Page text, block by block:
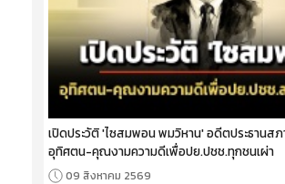
เปิดประวัติ 'ไซสมพอน พมวิหาน' อดีตประธานส
อุทิศตน-คุณงามความดีเพื่อปย.ปชช.ทุกชนเผ่า
09 สิงหาคม 2569